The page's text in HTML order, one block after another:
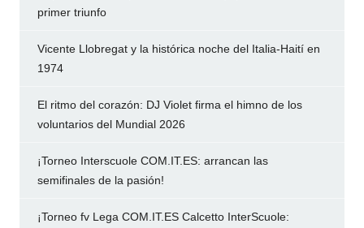
primer triunfo
Vicente Llobregat y la histórica noche del Italia-Haití en
1974
El ritmo del corazón: DJ Violet firma el himno de los
voluntarios del Mundial 2026
¡Torneo Interscuole COM.IT.ES: arrancan las
semifinales de la pasión!
¡Torneo fv Lega COM.IT.ES Calcetto InterScuole: